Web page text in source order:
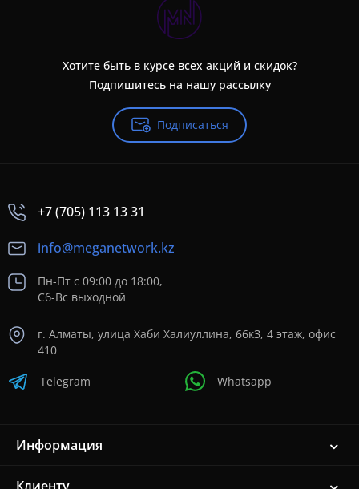
Хотите быть в курсе всех акций и скидок?
Подпишитесь на нашу рассылку
Подписаться
+7 (705) 113 13 31
info@meganetwork.kz
Пн-Пт с 09:00 до 18:00,
Сб-Вс выходной
г. Алматы, улица Хаби Халиуллина, 66кЗ, 4 этаж, офис
410
Telegram Whatsapp
Информация
Клиенту